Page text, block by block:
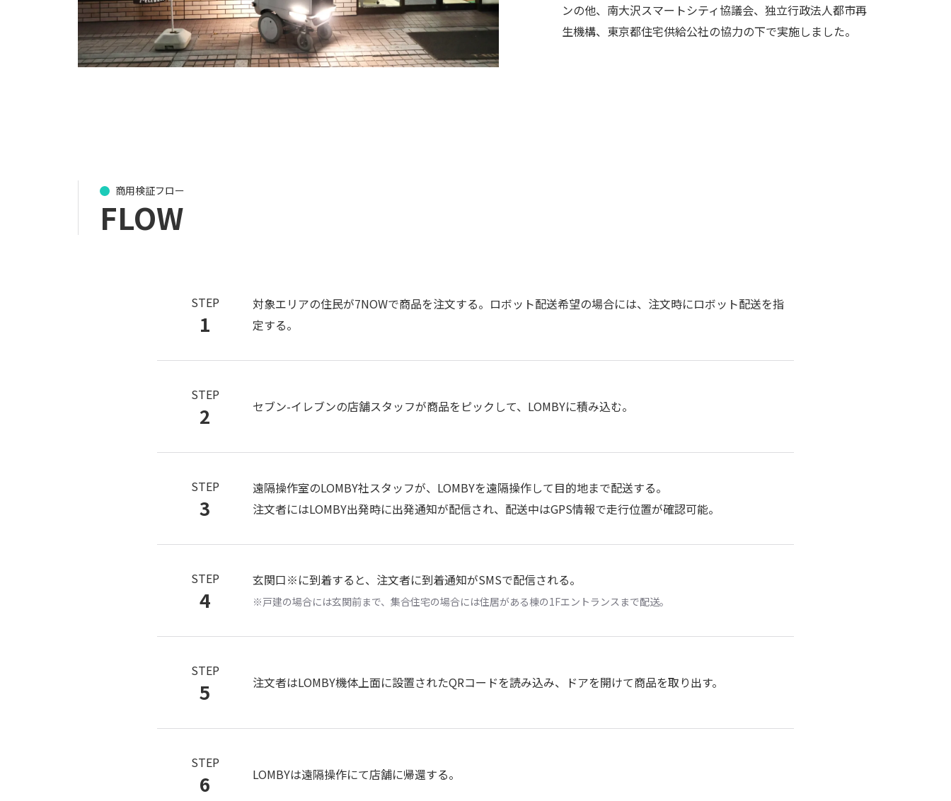
ンの他、南大沢スマートシティ協議会、独立行政法人都市再
生機構、東京都住宅供給公社の協力の下で実施しました。
商用検証フロー
FLOW
STEP
1
対象エリアの住民が7NOWで商品を注文する。ロボット配送希望の場合には、注文時にロボット配送を指
定する。
STEP
2 セブン-イレブンの店舗スタッフが商品をピックして、LOMBYに積み込む。
STEP
3
遠隔操作室のLOMBY社スタッフが、LOMBYを遠隔操作して目的地まで配送する。
注文者にはLOMBY出発時に出発通知が配信され、配送中はGPS情報で走行位置が確認可能。
STEP
4
玄関口※に到着すると、注文者に到着通知がSMSで配信される。
※戸建の場合には玄関前まで、集合住宅の場合には住居がある棟の1Fエントランスまで配送。
STEP
5 注文者はLOMBY機体上面に設置されたQRコードを読み込み、ドアを開けて商品を取り出す。
STEP
6 LOMBYは遠隔操作にて店舗に帰還する。